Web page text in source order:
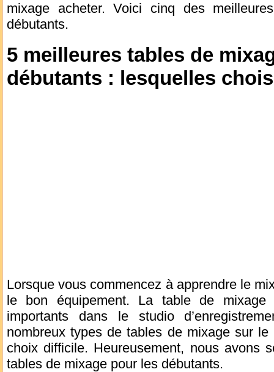
mixage acheter. Voici cinq des
débutants.
5 meilleures tables de
débutants : lesquelles
Lorsque vous commencez à apprendre le
le bon équipement. La table de
importants dans le studio
nombreux types de tables de mixage sur
choix difficile. Heureusement, nous avons
tables de mixage pour les débutants.